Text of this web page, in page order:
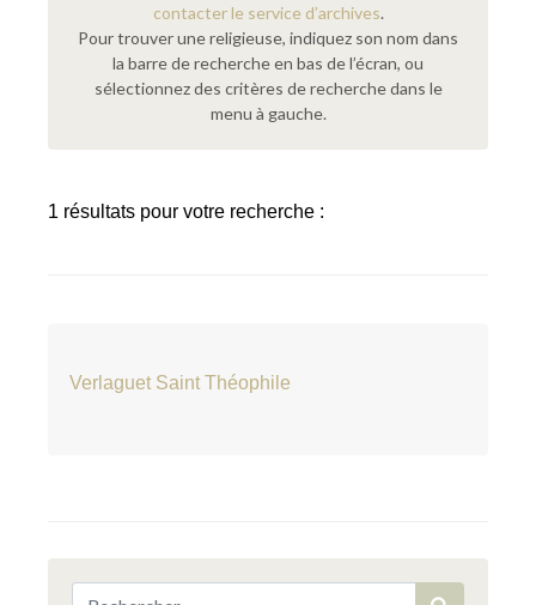
contacter le service d’archives.
Pour trouver une religieuse, indiquez son nom dans
la barre de recherche en bas de l’écran, ou
sélectionnez des critères de recherche dans le
menu à gauche.
1 résultats pour votre recherche :
Verlaguet Saint Théophile